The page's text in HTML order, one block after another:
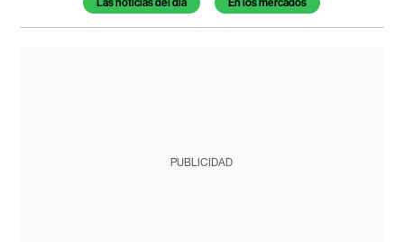
PUBLICIDAD